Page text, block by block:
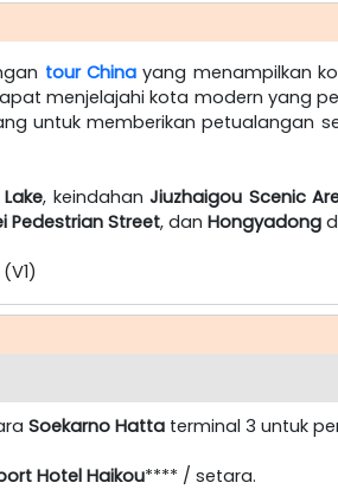
tour Chinayang menampilkan
menjelajahi kota modern yang
untuk memberikan petualangan
Lake, keindahanJiuzhaigou Scenic
Pedestrian Street, dan Hongyadong
Soekarno Hatta terminal 3 untuk
Hotel Haikou**** / setara.